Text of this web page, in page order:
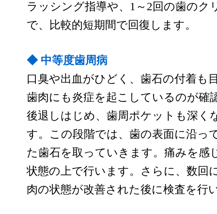
ラッシング指導や、1～2回の歯のク
で、比較的短期間で回復します。
◆ 中等度歯周病
口臭や出血がひどく、歯石の付着も
歯肉にも炎症を起こしているのが確
後退しはじめ、歯周ポケットも深く
す。この段階では、歯の表面に沿っ
た歯石を取っていきます。痛みを感
状態の上で行います。さらに、数回
肉の状態が改善された後に検査を行